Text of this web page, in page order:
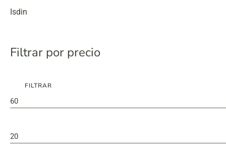
Isdin
Filtrar por precio
FILTRAR